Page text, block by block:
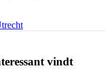
vindt